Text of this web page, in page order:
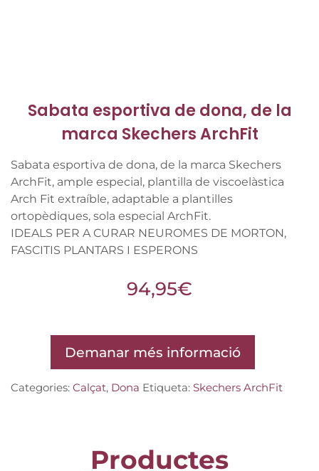
Sabata esportiva de dona, de la
marca Skechers ArchFit
Sabata esportiva de dona, de la marca Skechers
ArchFit, ample especial, plantilla de viscoelàstica
Arch Fit extraíble, adaptable a plantilles
ortopèdiques, sola especial ArchFit.
IDEALS PER A CURAR NEUROMES DE MORTON,
FASCITIS PLANTARS I ESPERONS
94,95€
Demanar més informació
Categories: Calçat, Dona Etiqueta: Skechers ArchFit
Productes